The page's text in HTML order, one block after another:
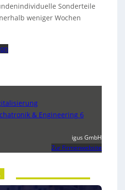
Sonderteile
weniger Wochen
& Engineering 6
igus GmbH
Zur Firmenwebsite